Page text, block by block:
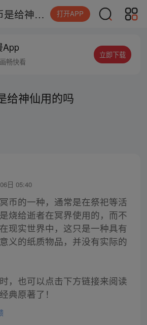
天堂银行纸币是给神仙用的吗 打开APP
App
畅快看
立即下载
给神仙用的吗
日 05:40
币的一种，通常是在祭祀等活
烧给逝者在冥界使用的，而不
现实世界中，这只是一种具有
义的纸质物品，并没有实际的
，也可以点击下方链接来阅读
经典原著了！